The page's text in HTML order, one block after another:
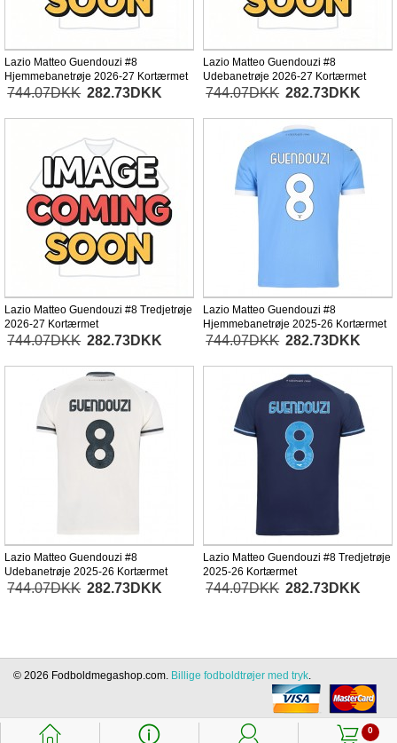
Lazio Matteo Guendouzi #8
Hjemmebanetrøje 2026-27 Kortærmet
744.07DKK 282.73DKK
Lazio Matteo Guendouzi #8
Udebanetrøje 2026-27 Kortærmet
744.07DKK 282.73DKK
Lazio Matteo Guendouzi #8 Tredjetrøje
2026-27 Kortærmet
744.07DKK 282.73DKK
Lazio Matteo Guendouzi #8
Hjemmebanetrøje 2025-26 Kortærmet
744.07DKK 282.73DKK
Lazio Matteo Guendouzi #8
Udebanetrøje 2025-26 Kortærmet
744.07DKK 282.73DKK
Lazio Matteo Guendouzi #8 Tredjetrøje
2025-26 Kortærmet
744.07DKK 282.73DKK
󰃱 󰈢 󰃳 0
󰃦
© 2026 Fodboldmegashop.com. Billige fodboldtrøjer med tryk.